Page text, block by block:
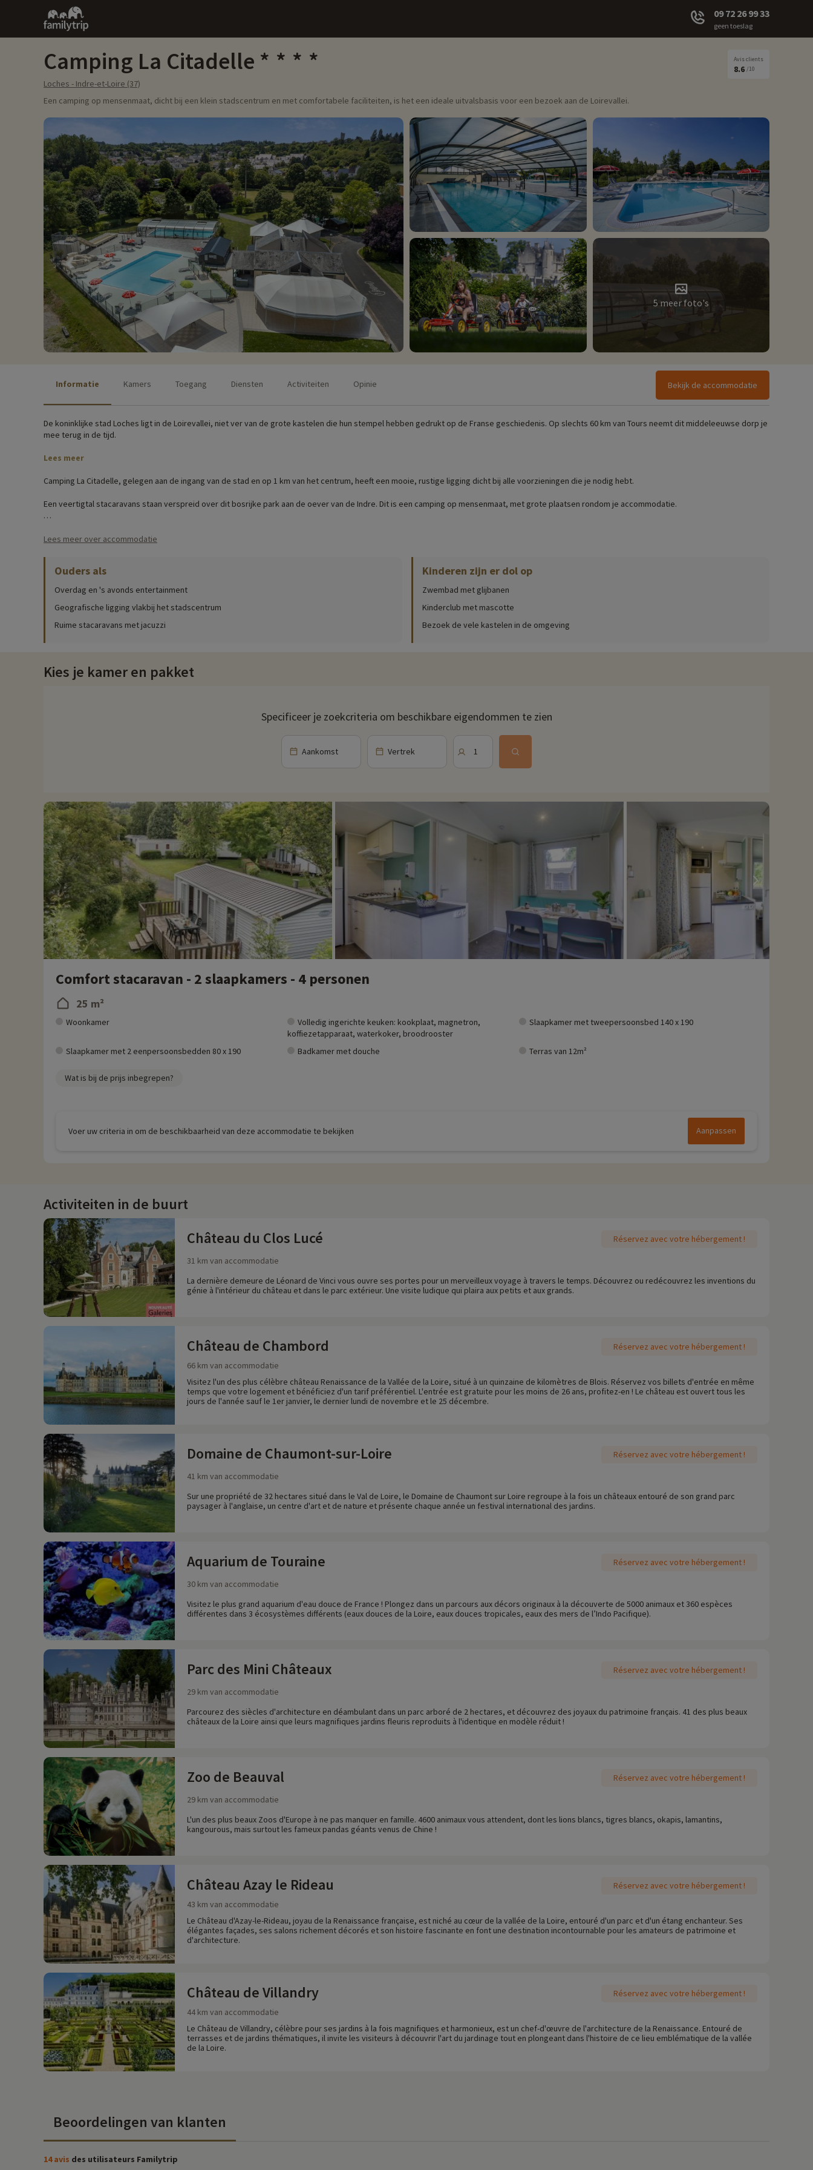
Family
trip
09 72 26 99 33
geen toeslag
Camping La Citadelle
Loches - Indre-et-Loire (37)
Avis clients
8.6 /10
Een camping op mensenmaat, dicht bij een klein stadscentrum en met comfortabele faciliteiten, is het een ideale uitvalsbasis voor een bezoek aan de Loirevallei.
5 meer foto's
Informatie Kamers Toegang Diensten Activiteiten Opinie Bekijk de accommodatie
De koninklijke stad Loches ligt in de Loirevallei, niet ver van de grote kastelen die hun stempel hebben gedrukt op de Franse geschiedenis. Op slechts 60 km van Tours neemt dit middeleeuwse dorp je
mee terug in de tijd.
Lees meer
Camping La Citadelle, gelegen aan de ingang van de stad en op 1 km van het centrum, heeft een mooie, rustige ligging dicht bij alle voorzieningen die je nodig hebt.
Een veertigtal stacaravans staan verspreid over dit bosrijke park aan de oever van de Indre. Dit is een camping op mensenmaat, met grote plaatsen rondom je accommodatie.
Ter plaatse is er een overdekt zwembad waar jong en oud zich bij elk weertype zullen vermaken. Bij mooi weer kun je ook een duik nemen in het buitenzwembad terwijl de kinderen van de
waterglijbaan gaan, iets waar het hele gezin van kan genieten.
Een kinderclub zorgt ervoor dat de kleintjes zich nooit hoeven te vervelen, en een speeltuin geeft ze genoeg te doen. En ook de volwassenen worden niet vergeten. Er worden regelmatig gezellige
Het restaurant
Camping La Citadelle heeft een snackrestaurant. Hier kun je de hele dag door van je maaltijden genieten. Je kunt ontspannen op het terras van het restaurant en genieten van zorgvuldig bereide
gerechten: lokale specialiteiten, aperitiefschotels, mignardises, crêpes...
Loches is een ideale uitvalsbasis voor een bezoek aan de Loire-vallei. Mis het nabijgelegen Château de Loches en het mooie dorpje Genillé niet. De beroemde kastelen van de Loire liggen ook op
slechts een paar kilometer afstand: het Château de Chenonceau, het Château d'Amboise en het majestueuze Château de Chambord.
Ben je een dierenliefhebber? Voor een onvergetelijk gezinsuitstapje kunnen we je alleen maar een van de mooiste dierentuinen ter wereld aanraden: de dierentuin van Beauval. Het grote aquarium van
Touraine is ook een aanrader om het onderwaterleven te ontdekken.
direct online worden geboekt nadat je je accommodatie hebt gekozen, en je kunt ze ontdekkendoor hier te klikken!
Meer informatie
- Huisdieren toegestaan, tegen extra kosten
Lees meer over accommodatie
Ouders als
Overdag en 's avonds entertainment
Geografische ligging vlakbij het stadscentrum
Ruime stacaravans met jacuzzi
Kinderen zijn er dol op
Zwembad met glijbanen
Kinderclub met mascotte
Bezoek de vele kastelen in de omgeving
Kies je kamer en pakket
Specificeer je zoekcriteria om beschikbare eigendommen te zien
Aankomst Vertrek 1
Comfort stacaravan - 2 slaapkamers - 4 personen
25 m²
Woonkamer
Volledig ingerichte keuken: kookplaat, magnetron,
koffiezetapparaat, waterkoker, broodrooster
Slaapkamer met tweepersoonsbed 140 x 190
Slaapkamer met 2 eenpersoonsbedden 80 x 190 Badkamer met douche Terras van 12m²
Wat is bij de prijs inbegrepen?
Voer uw criteria in om de beschikbaarheid van deze accommodatie te bekijken Aanpassen
Activiteiten in de buurt
Château du Clos Lucé
Réservez avec votre hébergement !
31 km van accommodatie
La dernière demeure de Léonard de Vinci vous ouvre ses portes pour un merveilleux voyage à travers le temps. Découvrez ou redécouvrez les inventions du
génie à l'intérieur du château et dans le parc extérieur. Une visite ludique qui plaira aux petits et aux grands.
Château de Chambord
Réservez avec votre hébergement !
66 km van accommodatie
Visitez l'un des plus célèbre château Renaissance de la Vallée de la Loire, situé à un quinzaine de kilomètres de Blois. Réservez vos billets d'entrée en même
temps que votre logement et bénéficiez d'un tarif préférentiel. L'entrée est gratuite pour les moins de 26 ans, profitez-en ! Le château est ouvert tous les
jours de l'année sauf le 1er janvier, le dernier lundi de novembre et le 25 décembre.
Domaine de Chaumont-sur-Loire Réservez avec votre hébergement !
41 km van accommodatie
Sur une propriété de 32 hectares situé dans le Val de Loire, le Domaine de Chaumont sur Loire regroupe à la fois un châteaux entouré de son grand parc
paysager à l'anglaise, un centre d'art et de nature et présente chaque année un festival international des jardins.
Aquarium de Touraine Réservez avec votre hébergement !
30 km van accommodatie
Visitez le plus grand aquarium d'eau douce de France ! Plongez dans un parcours aux décors originaux à la découverte de 5000 animaux et 360 espèces
différentes dans 3 écosystèmes différents (eaux douces de la Loire, eaux douces tropicales, eaux des mers de l’Indo Pacifique).
Parc des Mini Châteaux Réservez avec votre hébergement !
29 km van accommodatie
Parcourez des siècles d'architecture en déambulant dans un parc arboré de 2 hectares, et découvrez des joyaux du patrimoine français. 41 des plus beaux
châteaux de la Loire ainsi que leurs magnifiques jardins fleuris reproduits à l'identique en modèle réduit !
Zoo de Beauval Réservez avec votre hébergement !
29 km van accommodatie
L'un des plus beaux Zoos d'Europe à ne pas manquer en famille. 4600 animaux vous attendent, dont les lions blancs, tigres blancs, okapis, lamantins,
kangourous, mais surtout les fameux pandas géants venus de Chine !
Château Azay le Rideau
Réservez avec votre hébergement !
43 km van accommodatie
Le Château d'Azay-le-Rideau, joyau de la Renaissance française, est niché au cœur de la vallée de la Loire, entouré d'un parc et d'un étang enchanteur. Ses
élégantes façades, ses salons richement décorés et son histoire fascinante en font une destination incontournable pour les amateurs de patrimoine et
d'architecture.
Château de Villandry
Réservez avec votre hébergement !
44 km van accommodatie
Le Château de Villandry, célèbre pour ses jardins à la fois magnifiques et harmonieux, est un chef-d'œuvre de l'architecture de la Renaissance. Entouré de
terrasses et de jardins thématiques, il invite les visiteurs à découvrir l'art du jardinage tout en plongeant dans l'histoire de ce lieu emblématique de la vallée
de la Loire.
Beoordelingen van klanten
14 avis des utilisateurs Familytrip